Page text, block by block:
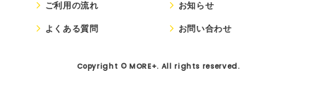
ご利用の流れ
よくある質問
お知らせ
お問い合わせ
Copyright © MORE+. All rights reserved.